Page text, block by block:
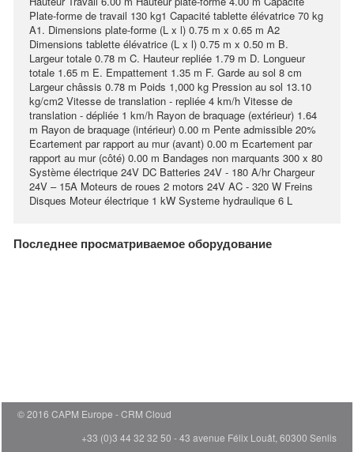
Plate-forme de travail 130 kg1 Capacité tablette élévatrice 70 kg
A1. Dimensions plate-forme (L x l) 0.75 m x 0.65 m A2
Dimensions tablette élévatrice (L x l) 0.75 m x 0.50 m B.
Largeur totale 0.78 m C. Hauteur repliée 1.79 m D. Longueur
totale 1.65 m E. Empattement 1.35 m F. Garde au sol 8 cm
Largeur châssis 0.78 m Poids 1,000 kg Pression au sol 13.10
kg/cm2 Vitesse de translation - repliée 4 km/h Vitesse de
translation - dépliée 1 km/h Rayon de braquage (extérieur) 1.64
m Rayon de braquage (intérieur) 0.00 m Pente admissible 20%
Ecartement par rapport au mur (avant) 0.00 m Ecartement par
rapport au mur (côté) 0.00 m Bandages non marquants 300 x 80
Système électrique 24V DC Batteries 24V - 180 A/hr Chargeur
24V – 15A Moteurs de roues 2 motors 24V AC - 320 W Freins
Disques Moteur électrique 1 kW Systeme hydraulique 6 L
Последнее просматриваемое оборудование
© 2016 CAPM Europe
CRM Cloud
+33 (0)3 44 32 32 50 - 43 avenue Félix Louât, 60300 Senlis